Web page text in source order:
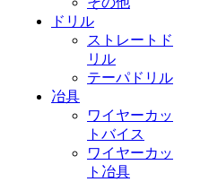
ドリル
ストレートド
リル
テーパドリル
冶具
ワイヤーカッ
トバイス
ワイヤーカッ
ト冶具